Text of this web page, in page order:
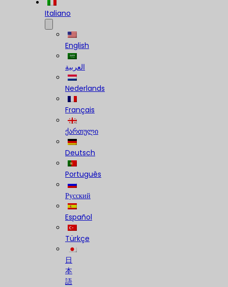
Italiano
English
العربية
Nederlands
Français
ქართული
Deutsch
Português
Русский
Español
Türkçe
日
本
語